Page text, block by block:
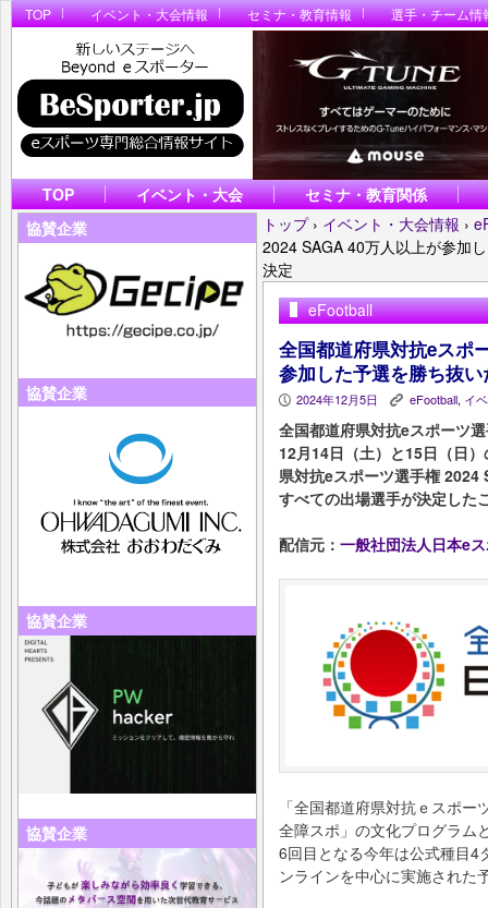
TOP イベント・大会情報 セミナ・教育情報 選手・チーム情
TOP イベント・大会
セミナ・教育関係
協賛企業
協賛企業
協賛企業
協賛企業
トップ › イベント・大会情報 ›
2024 SAGA 40万人以上が参加
決定
eFootball
全国都道府県対抗eスポ
参加した予選を勝ち抜
P 2024年12月5日 K eFootball, イ
全国都道府県対抗eスポーツ
12月14日（土）と15日（日
県対抗eスポーツ選手権 2024
すべての出場選手が決定した
配信元： 一般社団法人日本e
「全国都道府県対抗ｅスポ
全障スポ」の文化プログラム
6回目となる今年は公式種目4
ンラインを中心に実施された